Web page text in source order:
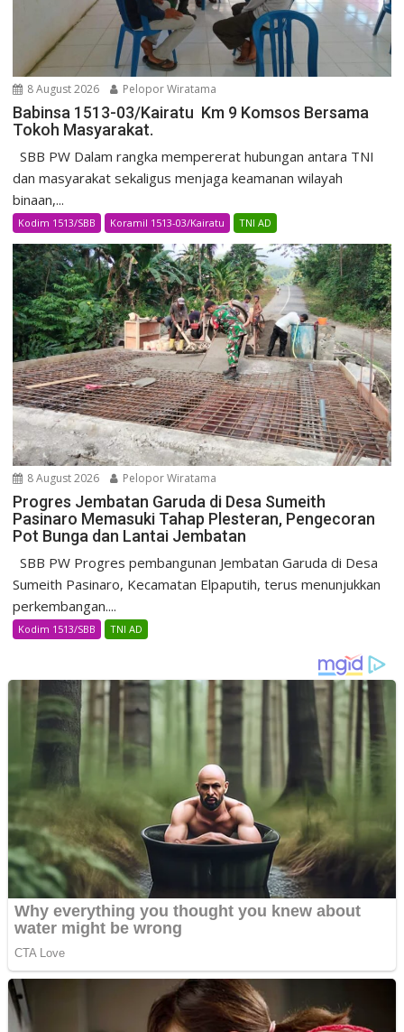
8 August 2026 Pelopor Wiratama
Babinsa 1513-03/Kairatu Km 9 Komsos Bersama
Tokoh Masyarakat.
SBB PW Dalam rangka mempererat hubungan antara TNI
dan masyarakat sekaligus menjaga keamanan wilayah
binaan,...
Kodim 1513/SBB Koramil 1513-03/Kairatu TNI AD
8 August 2026 Pelopor Wiratama
Progres Jembatan Garuda di Desa Sumeith
Pasinaro Memasuki Tahap Plesteran, Pengecoran
Pot Bunga dan Lantai Jembatan
SBB PW Progres pembangunan Jembatan Garuda di Desa
Sumeith Pasinaro, Kecamatan Elpaputih, terus menunjukkan
perkembangan....
Kodim 1513/SBB TNI AD